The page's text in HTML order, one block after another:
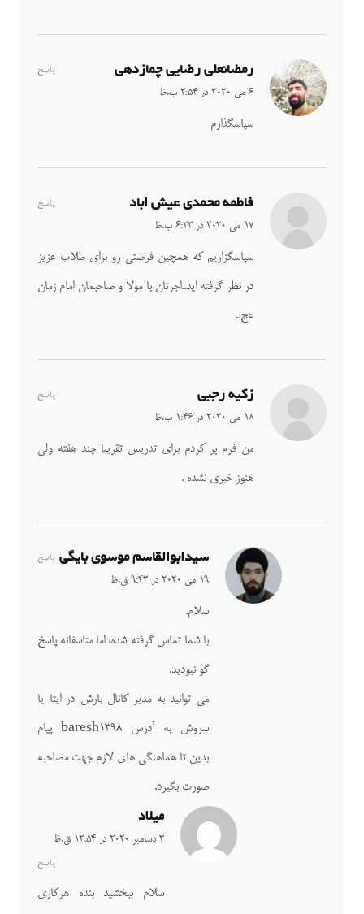
رمضانعلی رضایی چمازدهی
6 می 2020 در 2:54 ب.ظ
پاسخ
سپاسگذارم
فاطمه محمدی عیش اباد
17 می 2020 در 6:23 ب.ظ
پاسخ
سپاسگزاریم که همچین فرصتی رو برای طلاب عزیز
در نظر گرفته اید..اجرتان با مولا و صاحبمان امام زمان
عج..
زکیه رجبی
18 می 2020 در 1:46 ب.ظ
پاسخ
من فرم پر کردم برای تدریس تقریبا چند هفته ولی
هنوز خبری نشده .
سیدابوالقاسم موسوی بایگی
19 می 2020 در 9:43 ق.ظ
پاسخ
سلام.
با شما تماس گرفته شده، اما متاسفانه پاسخ
گو نبودید.
می توانید به مدیر کانال بارش در ایتا یا
سروش به آدرس baresh1398 پیام
بدین تا هماهنگی های لازم جهت مصاحبه
صورت بگیرد.
میلاد
3 دسامبر 2020 در 12:54 ق.ظ
پاسخ
سلام ببخشید بنده هرکاری